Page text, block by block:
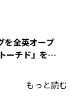
を全英オープ
ーチド』を投
もっと読む